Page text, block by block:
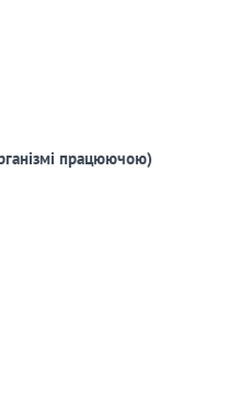
працюючою)